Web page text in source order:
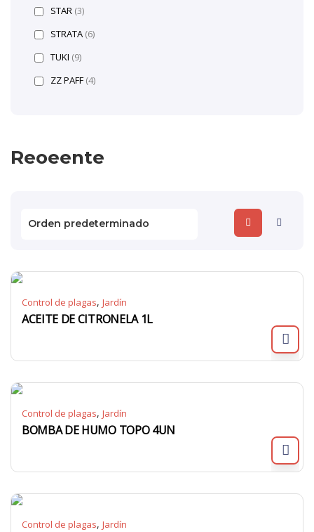
Reoeente
Control de plagas, Jardín
ACEITE DE CITRONELA 1L
Control de plagas, Jardín
BOMBA DE HUMO TOPO 4UN
Control de plagas, Jardín
STAR (3)
STRATA (6)
TUKI (9)
ZZ PAFF (4)